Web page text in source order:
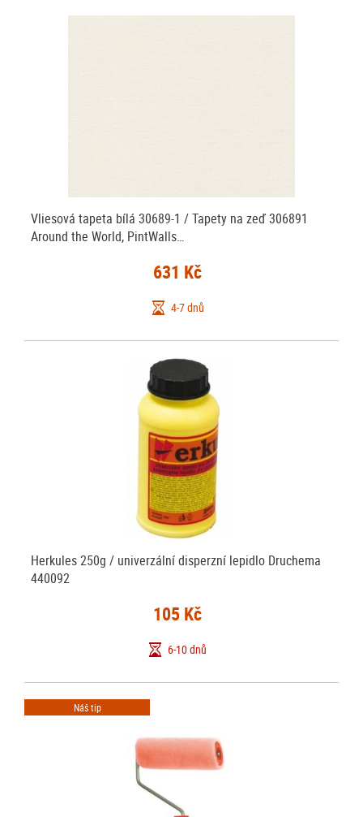
Vliesová tapeta bílá 30689-1 / Tapety na zeď 306891
Around the World, PintWalls…
631 Kč
4-7 dnů
Herkules 250g / univerzální disperzní lepidlo Druchema
440092
105 Kč
6-10 dnů
Náš tip